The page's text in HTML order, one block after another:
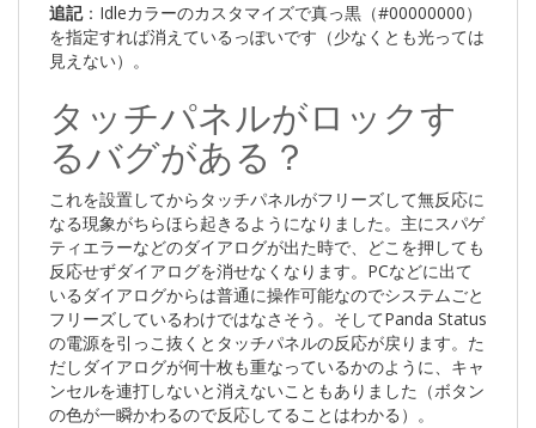
追記：Idleカラーのカスタマイズで真っ黒（#00000000）
を指定すれば消えているっぽいです（少なくとも光っては
見えない）。
タッチパネルがロックす
るバグがある？
これを設置してからタッチパネルがフリーズして無反応に
なる現象がちらほら起きるようになりました。主にスパゲ
ティエラーなどのダイアログが出た時で、どこを押しても
反応せずダイアログを消せなくなります。PCなどに出て
いるダイアログからは普通に操作可能なのでシステムごと
フリーズしているわけではなさそう。そしてPanda Status
の電源を引っこ抜くとタッチパネルの反応が戻ります。た
だしダイアログが何十枚も重なっているかのように、キャ
ンセルを連打しないと消えないこともありました（ボタン
の色が一瞬かわるので反応してることはわかる）。